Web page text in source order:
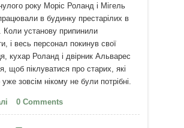
року Моріс Роланд і Мігель
в будинку престарілих в
Коли установу припинили
і весь персонал покинув свої
кухар Роланд і двірник Альварес
щоб піклуватися про старих, які
зовсім нікому не були потрібні.
про Якщо ми підемо, у цих
людей не залишиться нікого
0 Comments